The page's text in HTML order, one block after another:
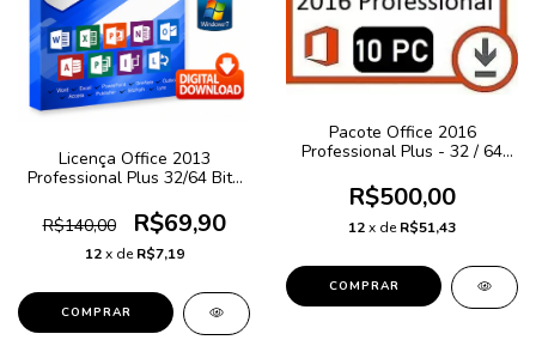
Licença Office 2013
Professional Plus 32/64 Bits
R$140,00
R$69,90
12 x deR$7,19
Pacote Office 2016
Professional Plus - 32 / 64
R$500,00
12x deR$51,43